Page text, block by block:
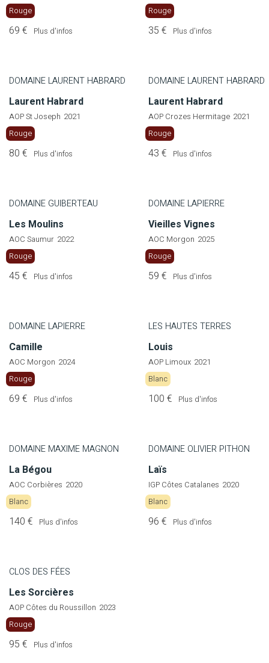
Rouge
69 € Plus d'infos
Rouge
35 € Plus d'infos
DOMAINE LAURENT HABRARD
Laurent Habrard
AOP St Joseph 2021
Rouge
80 € Plus d'infos
DOMAINE LAURENT HABRARD
Laurent Habrard
AOP Crozes Hermitage 2021
Rouge
43 € Plus d'infos
DOMAINE GUIBERTEAU
Les Moulins
AOC Saumur 2022
Rouge
45 € Plus d'infos
DOMAINE LAPIERRE
Vieilles Vignes
AOC Morgon 2025
Rouge
59 € Plus d'infos
DOMAINE LAPIERRE
Camille
AOC Morgon 2024
Rouge
69 € Plus d'infos
LES HAUTES TERRES
Louis
AOP Limoux 2021
Blanc
100 € Plus d'infos
DOMAINE MAXIME MAGNON
La Bégou
AOC Corbières 2020
Blanc
140 € Plus d'infos
DOMAINE OLIVIER PITHON
Laïs
IGP Côtes Catalanes 2020
Blanc
96 € Plus d'infos
CLOS DES FÉES
Les Sorcières
AOP Côtes du Roussillon 2023
Rouge
95 € Plus d'infos